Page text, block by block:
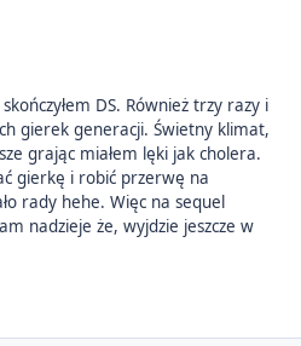
DS. Również trzy razy i
gierek generacji. Świetny klimat,
grając miałem lęki jak cholera.
gierkę i robić przerwę na
rady hehe. Więc na sequel
nadzieje że, wyjdzie jeszcze w